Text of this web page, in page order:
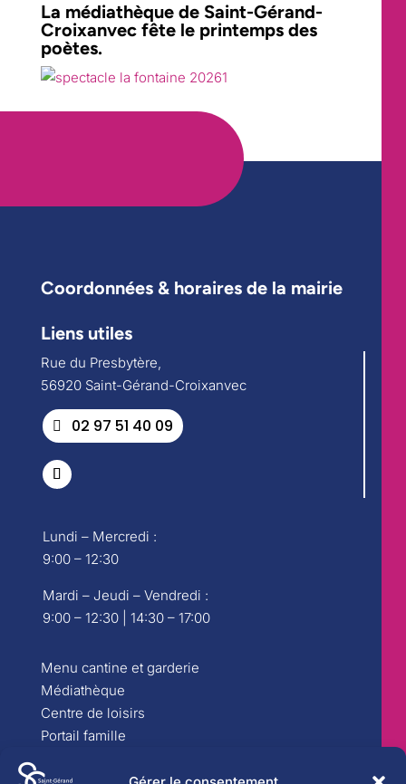
La médiathèque de Saint-Gérand-
Croixanvec fête le printemps des
poètes.
Coordonnées & horaires de la mairie
Liens utiles
Rue du Presbytère,
56920 Saint-Gérand-Croixanvec
02 97 51 40 09
Lundi – Mercredi :
9:00 – 12:30
Mardi – Jeudi – Vendredi :
9:00 – 12:30 | 14:30 – 17:00
Menu cantine et garderie
Médiathèque
Centre de loisirs
Portail famille
Réservation de salle